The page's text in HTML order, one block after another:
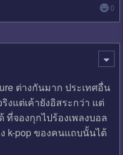
0
ต่างกันมาก ประเทศอื่น
งแต่เค้ายังอิสระกว่า แต่
ที่จองกุกไปร้องเพลงบอล
k-pop ของคนแถบนั้นได้